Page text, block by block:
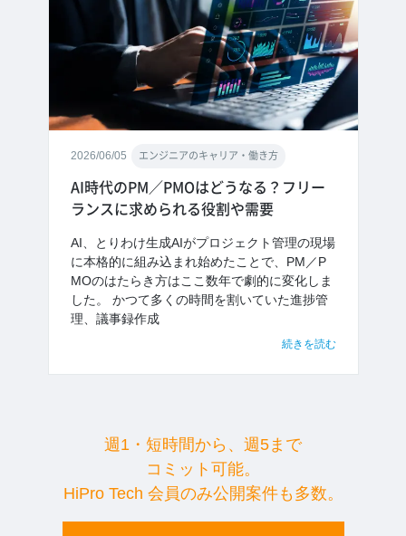
2026/06/05 エンジニアのキャリア・働き方
AI時代のPM／PMOはどうなる？フリー
ランスに求められる役割や需要
AI、とりわけ生成AIがプロジェクト管理の現場
に本格的に組み込まれ始めたことで、PM／P
MOのはたらき方はここ数年で劇的に変化しま
した。 かつて多くの時間を割いていた進捗管
理、議事録作成
続きを読む
週1・短時間から、週5まで
コミット可能。
HiPro Tech 会員のみ公開案件も多数。